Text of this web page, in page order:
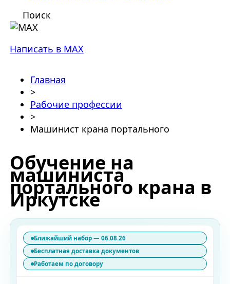
Поиск
Написать в MAX
Главная
>
Рабочие профессии
>
Машинист крана портального
Обучение на
машиниста
портального крана в
Иркутске
Ближайший набор — 06.08.26
Бесплатная доставка документов
Работаем по договору